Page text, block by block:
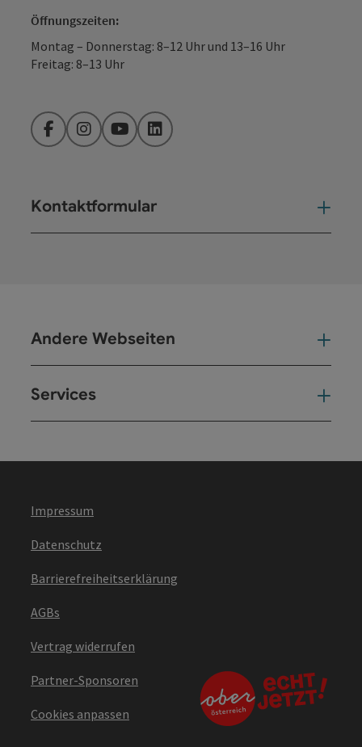
Öffnungszeiten:
Montag – Donnerstag: 8–12 Uhr und 13–16 Uhr
Freitag: 8–13 Uhr
FacebookInstagramYouTubeLinkedIn
Kontaktformular
Andere Webseiten
Services
Impressum
Datenschutz
Barrierefreiheitserklärung
AGBs
Vertrag widerrufen
Partner-Sponsoren
Cookies anpassen